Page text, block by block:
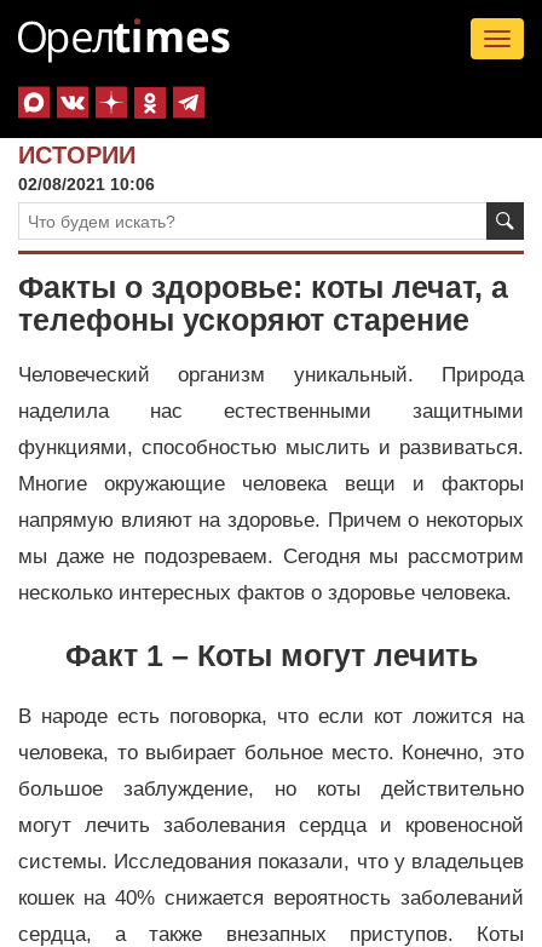
ИСТОРИИ
02/08/2021 10:06
Факты о здоровье: коты лечат, а
телефоны ускоряют старение
Человеческий организм уникальный. Природа
наделила нас естественными защитными
функциями, способностью мыслить и развиваться.
Многие окружающие человека вещи и факторы
напрямую влияют на здоровье. Причем о некоторых
мы даже не подозреваем. Сегодня мы рассмотрим
несколько интересных фактов о здоровье человека.
Факт 1 – Коты могут лечить
В народе есть поговорка, что если кот ложится на
человека, то выбирает больное место. Конечно, это
большое заблуждение, но коты действительно
могут лечить заболевания сердца и кровеносной
системы. Исследования показали, что у владельцев
кошек на 40% снижается вероятность заболеваний
сердца, а также внезапных приступов. Коты